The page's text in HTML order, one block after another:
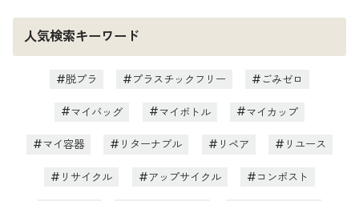
人気検索キーワード
脱プラ プラスチックフリー ごみゼロ
マイバッグ マイボトル マイカップ
マイ容器 リターナブル リペア リユース
リサイクル アップサイクル コンポスト